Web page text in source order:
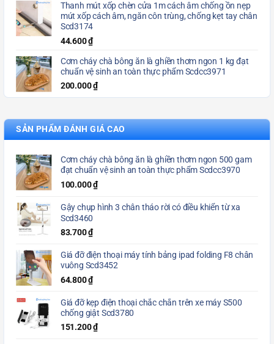
Thanh mút xốp chèn cửa 1m cách âm chống ồn nẹp
mút xốp cách âm, ngăn côn trùng, chống kẹt tay chân
Scd3174
44.600₫
Cơm cháy chà bông ăn là ghiền thơm ngon 1 kg đạt
chuẩn vệ sinh an toàn thực phẩm Scdcc3971
200.000₫
SẢN PHẨM ĐÁNH GIÁ CAO
Cơm cháy chà bông ăn là ghiền thơm ngon 500 gam
đạt chuẩn vệ sinh an toàn thực phẩm Scdcc3970
100.000₫
Gậy chụp hình 3 chân tháo rời có điều khiển từ xa
Scd3460
83.700₫
Giá đỡ điện thoại máy tính bảng ipad folding F8 chân
vuông Scd3452
64.800₫
Giá đỡ kẹp điện thoại chắc chắn trên xe máy S500
chống giật Scd3780
151.200₫